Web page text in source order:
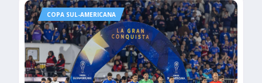
COPA SUL-AMERICANA